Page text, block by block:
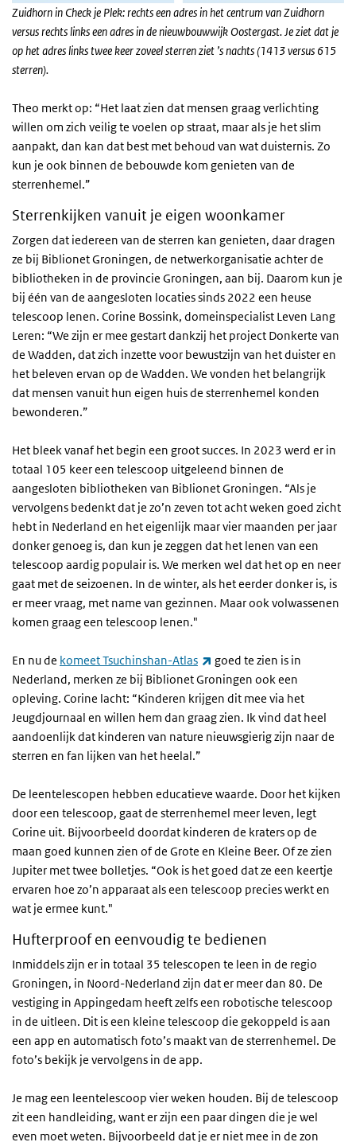
Zuidhorn in Check je Plek: rechts een adres in het centrum van Zuidhorn
versus rechts links een adres in de nieuwbouwwijk Oostergast. Je ziet dat je
op het adres links twee keer zoveel sterren ziet ’s nachts (1413 versus 615
sterren).
Theo merkt op: “Het laat zien dat mensen graag verlichting
willen om zich veilig te voelen op straat, maar als je het slim
aanpakt, dan kan dat best met behoud van wat duisternis. Zo
kun je ook binnen de bebouwde kom genieten van de
sterrenhemel.”
Sterrenkijken vanuit je eigen woonkamer
Zorgen dat iedereen van de sterren kan genieten, daar dragen
ze bij Biblionet Groningen, de netwerkorganisatie achter de
bibliotheken in de provincie Groningen, aan bij. Daarom kun je
bij één van de aangesloten locaties sinds 2022 een heuse
telescoop lenen. Corine Bossink, domeinspecialist Leven Lang
Leren: “We zijn er mee gestart dankzij het project Donkerte van
de Wadden, dat zich inzette voor bewustzijn van het duister en
het beleven ervan op de Wadden. We vonden het belangrijk
dat mensen vanuit hun eigen huis de sterrenhemel konden
bewonderen.”
Het bleek vanaf het begin een groot succes. In 2023 werd er in
totaal 105 keer een telescoop uitgeleend binnen de
aangesloten bibliotheken van Biblionet Groningen. “Als je
vervolgens bedenkt dat je zo’n zeven tot acht weken goed zicht
hebt in Nederland en het eigenlijk maar vier maanden per jaar
donker genoeg is, dan kun je zeggen dat het lenen van een
telescoop aardig populair is. We merken wel dat het op en neer
gaat met de seizoenen. In de winter, als het eerder donker is, is
er meer vraag, met name van gezinnen. Maar ook volwassenen
komen graag een telescoop lenen."
En nu de komeet Tsuchinshan-Atlas (externe link)
goed te zien is in
Nederland, merken ze bij Biblionet Groningen ook een
opleving. Corine lacht: “Kinderen krijgen dit mee via het
Jeugdjournaal en willen hem dan graag zien. Ik vind dat heel
aandoenlijk dat kinderen van nature nieuwsgierig zijn naar de
sterren en fan lijken van het heelal.”
De leentelescopen hebben educatieve waarde. Door het kijken
door een telescoop, gaat de sterrenhemel meer leven, legt
Corine uit. Bijvoorbeeld doordat kinderen de kraters op de
maan goed kunnen zien of de Grote en Kleine Beer. Of ze zien
Jupiter met twee bolletjes. “Ook is het goed dat ze een keertje
ervaren hoe zo’n apparaat als een telescoop precies werkt en
wat je ermee kunt."
Hufterproof en eenvoudig te bedienen
Inmiddels zijn er in totaal 35 telescopen te leen in de regio
Groningen, in Noord-Nederland zijn dat er meer dan 80. De
vestiging in Appingedam heeft zelfs een robotische telescoop
in de uitleen. Dit is een kleine telescoop die gekoppeld is aan
een app en automatisch foto’s maakt van de sterrenhemel. De
foto’s bekijk je vervolgens in de app.
Je mag een leentelescoop vier weken houden. Bij de telescoop
zit een handleiding, want er zijn een paar dingen die je wel
even moet weten. Bijvoorbeeld dat je er niet mee in de zon